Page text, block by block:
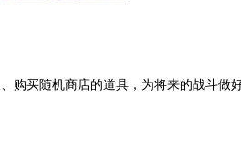
买随机商店的道具，为将来的战斗做